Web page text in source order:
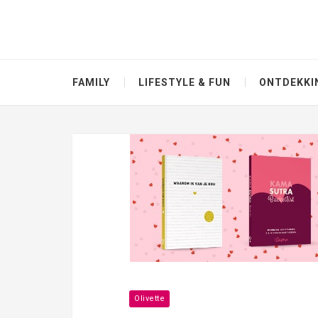
FAMILY LIFESTYLE & FUN
Olivette